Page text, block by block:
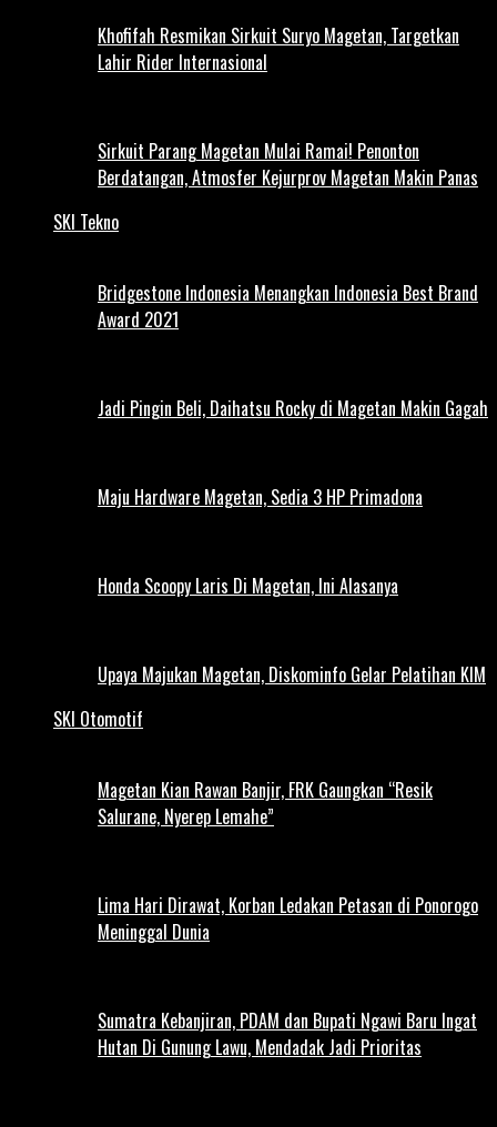
Khofifah Resmikan Sirkuit Suryo Magetan, Targetkan
Lahir Rider Internasional
Sirkuit Parang Magetan Mulai Ramai! Penonton
Berdatangan, Atmosfer Kejurprov Magetan Makin Panas
SKI Tekno
Bridgestone Indonesia Menangkan Indonesia Best Brand
Award 2021
Jadi Pingin Beli, Daihatsu Rocky di Magetan Makin Gagah
Maju Hardware Magetan, Sedia 3 HP Primadona
Honda Scoopy Laris Di Magetan, Ini Alasanya
Upaya Majukan Magetan, Diskominfo Gelar Pelatihan KIM
SKI Otomotif
Magetan Kian Rawan Banjir, FRK Gaungkan “Resik
Salurane, Nyerep Lemahe”
Lima Hari Dirawat, Korban Ledakan Petasan di Ponorogo
Meninggal Dunia
Sumatra Kebanjiran, PDAM dan Bupati Ngawi Baru Ingat
Hutan Di Gunung Lawu, Mendadak Jadi Prioritas